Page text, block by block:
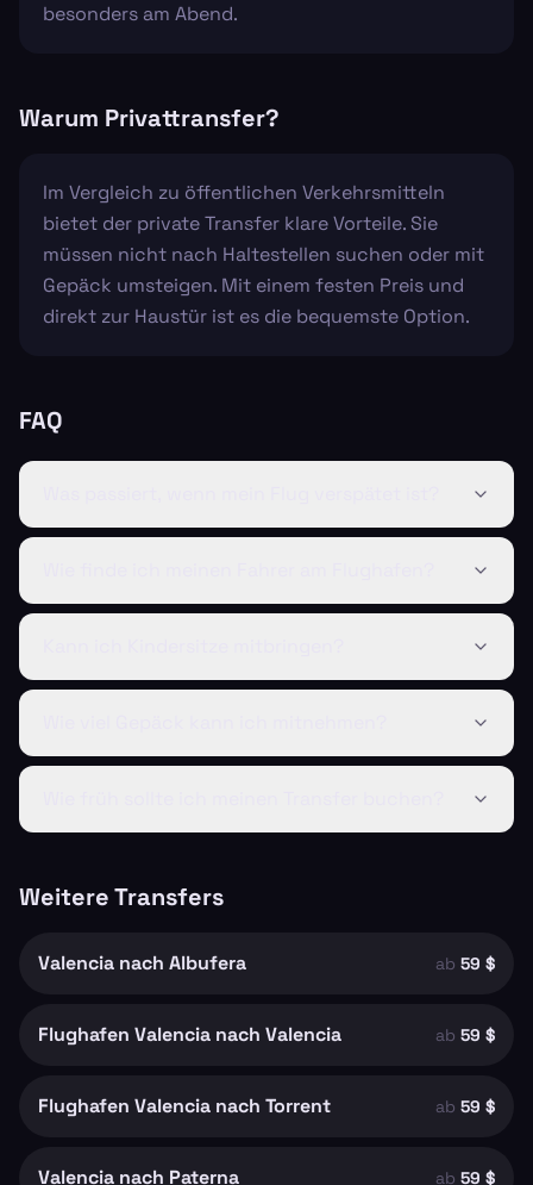
besonders am Abend.
Warum Privattransfer?
Im Vergleich zu öffentlichen Verkehrsmitteln
bietet der private Transfer klare Vorteile. Sie
müssen nicht nach Haltestellen suchen oder mit
Gepäck umsteigen. Mit einem festen Preis und
direkt zur Haustür ist es die bequemste Option.
FAQ
Weitere Transfers
Valencia nach Albufera ab 59 $
Flughafen Valencia nach Valencia ab 59 $
Flughafen Valencia nach Torrent ab 59 $
Valencia nach Paterna ab 59 $